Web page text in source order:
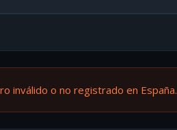
inválido o no registrado en España.